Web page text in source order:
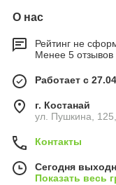
О нас
Рейтинг не
Менее 5 отзывов
Работает с
г. Костанай
ул. Пушкина,
Контакты
Сегодня
Показать весь